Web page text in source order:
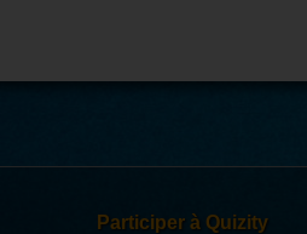
Participer à Quizity